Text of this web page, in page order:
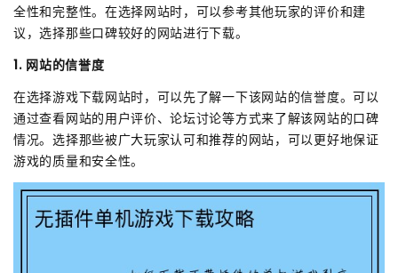
全性和完整性。在选择网站时，可以参考其他玩家的评价和建
议，选择那些口碑较好的网站进行下载。
1. 网站的信誉度
在选择游戏下载网站时，可以先了解一下该网站的信誉度。可以
通过查看网站的用户评价、论坛讨论等方式来了解该网站的口碑
情况。选择那些被广大玩家认可和推荐的网站，可以更好地保证
游戏的质量和安全性。